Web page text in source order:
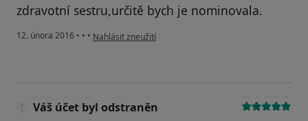
zdravotní sestru,určitě bych je nominovala.
12. února 2016 • • • podle názoru uživatele Váš účet byl odstraněn
Nahlásit zneužití
Váš účet byl odstraněn